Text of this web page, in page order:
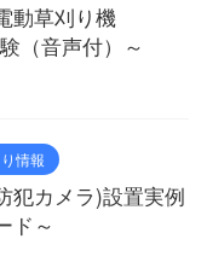
動草刈り機
（音声付）～
情報
犯カメラ)設置実例
ド～